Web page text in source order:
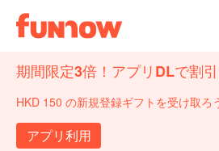
期間限定3倍！アプリDLで割引
HKD 150 の新規登録ギフトを受け取ろ
アプリ利用